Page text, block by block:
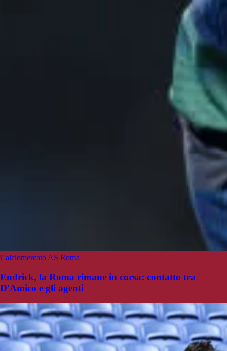
Calciomercato AS Roma
Endrick, la Roma rimane in corsa: contatto tra
D'Amico e gli agenti